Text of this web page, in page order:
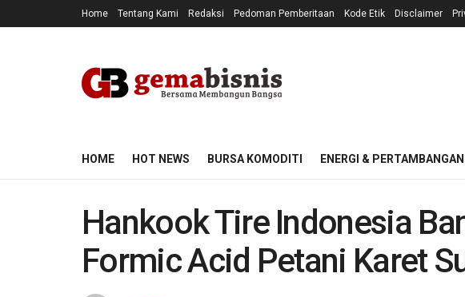
Home Tentang Kami Redaksi Pedoman Pemberitaan Kode Etik Disclaimer
HOME HOT NEWS BURSA KOMODITI ENERGI & PERTAMBANGAN
Hankook Tire Indonesia
Formic Acid Petani Karet